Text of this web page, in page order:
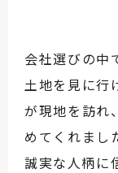
会社選びの中
土地を見に行
が現地を訪れ
めてくれまし
誠実な人柄に